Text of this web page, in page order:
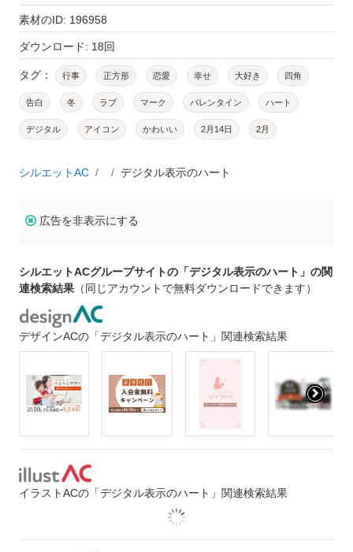
素材のID: 196958
ダウンロード: 18回
タグ： 行事 正方形 恋愛 幸せ 大好き 四角
告白 冬 ラブ マーク バレンタイン ハート
デジタル アイコン かわいい 2月14日 2月
シルエットAC デジタル表示のハート
広告を非表示にする
シルエットACグループサイトの「デジタル表示のハート」の関
連検索結果 （同じアカウントで無料ダウンロードできます）
デザインACの「デジタル表示のハート」関連検索結果
イラストACの「デジタル表示のハート」関連検索結果